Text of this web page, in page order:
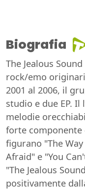
Biografia
The Jealous
rock/emo
2001 al 2006, il
studio e due EP.
melodie
forte componente
figurano "The
Afraid" e "You
"The Jealous
positivamente